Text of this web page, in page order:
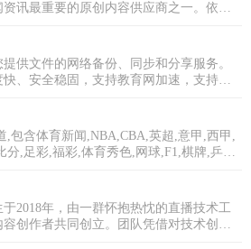
讯最重要的原创内容供应商之一。依托
、准确地提供文字、图片、视频等多样
在新闻报道方面，中新网动态新闻及时
道角度独特，稿件被国内外网络媒体大
供文件的网络备份、同步和分享服务。
快、安全稳固，支持教育网加速，支持手
,包含体育新闻,NBA,CBA,英超,意甲,西甲,
分,足彩,福彩,体育秀色,网球,F1,棋牌,乒羽,
2018年，由一群怀抱热忱的直播技术工
创作者共同创立。团队凭借对技术创新